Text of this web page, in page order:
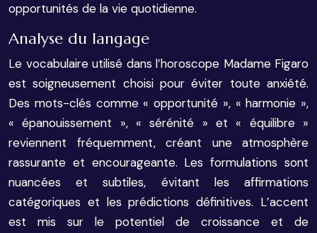
opportunités de la vie quotidienne.
Analyse du langage
Le vocabulaire utilisé dans l’horoscope Madame Figaro
est soigneusement choisi pour éviter toute anxiété.
Des mots-clés comme « opportunité », « harmonie »,
« épanouissement », « sérénité » et « équilibre »
reviennent fréquemment, créant une atmosphère
rassurante et encourageante. Les formulations sont
nuancées et subtiles, évitant les affirmations
catégoriques et les prédictions définitives. L’accent
est mis sur le potentiel de croissance et de